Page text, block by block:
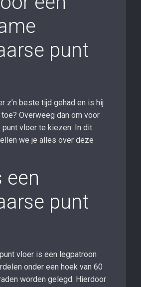
punt
z’n beste tijd gehad en is hij
Overweeg dan om voor
punt vloer te kiezen. In dit
we je alles over deze
een
punt
vloer is een legpatroon
onder een hoek van 60
worden gelegd. Hierdoor